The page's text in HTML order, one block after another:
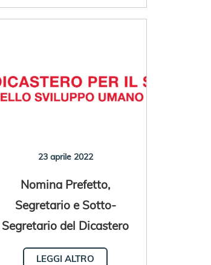
23 aprile 2022
Nomina Prefetto,
Segretario e Sotto-
Segretario del Dicastero
LEGGI ALTRO